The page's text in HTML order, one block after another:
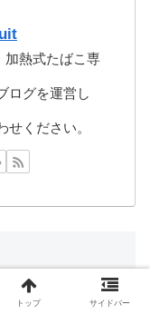
加熱式たばこ専
ログを運営し
ください。
トップ サイドバー